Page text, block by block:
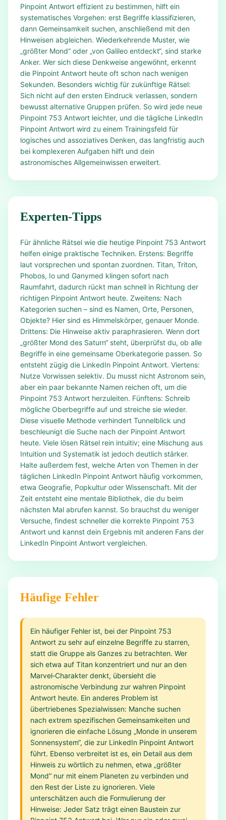
Pinpoint Antwort effizient zu bestimmen, hilft ein
systematisches Vorgehen: erst Begriffe klassifizieren,
dann Gemeinsamkeit suchen, anschließend mit den
Hinweisen abgleichen. Wiederkehrende Muster, wie
„größter Mond“ oder „von Galileo entdeckt“, sind starke
Anker. Wer sich diese Denkweise angewöhnt, erkennt
die Pinpoint Antwort heute oft schon nach wenigen
Sekunden. Besonders wichtig für zukünftige Rätsel:
Sich nicht auf den ersten Eindruck verlassen, sondern
bewusst alternative Gruppen prüfen. So wird jede neue
Pinpoint 753 Antwort leichter, und die tägliche LinkedIn
Pinpoint Antwort wird zu einem Trainingsfeld für
logisches und assoziatives Denken, das langfristig auch
bei komplexeren Aufgaben hilft und dein
astronomisches Allgemeinwissen erweitert.
Experten-Tipps
Für ähnliche Rätsel wie die heutige Pinpoint 753 Antwort
helfen einige praktische Techniken. Erstens: Begriffe
laut vorsprechen und spontan zuordnen. Titan, Triton,
Phobos, Io und Ganymed klingen sofort nach
Raumfahrt, dadurch rückt man schnell in Richtung der
richtigen Pinpoint Antwort heute. Zweitens: Nach
Kategorien suchen – sind es Namen, Orte, Personen,
Objekte? Hier sind es Himmelskörper, genauer Monde.
Drittens: Die Hinweise aktiv paraphrasieren. Wenn dort
„größter Mond des Saturn“ steht, überprüfst du, ob alle
Begriffe in eine gemeinsame Oberkategorie passen. So
entsteht zügig die LinkedIn Pinpoint Antwort. Viertens:
Nutze Vorwissen selektiv. Du musst nicht Astronom sein,
aber ein paar bekannte Namen reichen oft, um die
Pinpoint 753 Antwort herzuleiten. Fünftens: Schreib
mögliche Oberbegriffe auf und streiche sie wieder.
Diese visuelle Methode verhindert Tunnelblick und
beschleunigt die Suche nach der Pinpoint Antwort
heute. Viele lösen Rätsel rein intuitiv; eine Mischung aus
Intuition und Systematik ist jedoch deutlich stärker.
Halte außerdem fest, welche Arten von Themen in der
täglichen LinkedIn Pinpoint Antwort häufig vorkommen,
etwa Geografie, Popkultur oder Wissenschaft. Mit der
Zeit entsteht eine mentale Bibliothek, die du beim
nächsten Mal abrufen kannst. So brauchst du weniger
Versuche, findest schneller die korrekte Pinpoint 753
Antwort und kannst dein Ergebnis mit anderen Fans der
LinkedIn Pinpoint Antwort vergleichen.
Häufige Fehler
Ein häufiger Fehler ist, bei der Pinpoint 753
Antwort zu sehr auf einzelne Begriffe zu starren,
statt die Gruppe als Ganzes zu betrachten. Wer
sich etwa auf Titan konzentriert und nur an den
Marvel‑Charakter denkt, übersieht die
astronomische Verbindung zur wahren Pinpoint
Antwort heute. Ein anderes Problem ist
übertriebenes Spezialwissen: Manche suchen
nach extrem spezifischen Gemeinsamkeiten und
ignorieren die einfache Lösung „Monde in unserem
Sonnensystem“, die zur LinkedIn Pinpoint Antwort
führt. Ebenso verbreitet ist es, ein Detail aus dem
Hinweis zu wörtlich zu nehmen, etwa „größter
Mond“ nur mit einem Planeten zu verbinden und
den Rest der Liste zu ignorieren. Viele
unterschätzen auch die Formulierung der
Hinweise: Jeder Satz trägt einen Baustein zur